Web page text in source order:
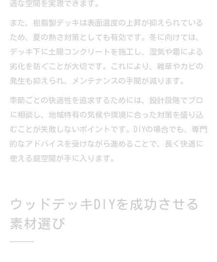
適な空間を実現できます。
また、樹脂製デッキは表面温度の上昇が抑えられている
ため、夏の熱さ対策としても有効です。冬に向けては、
デッキ下に土間コンクリートを施工し、湿気や霜による
劣化を防ぐことが大切です。これにより、雑草やカビの
発生も抑えられ、メンテナンスの手間が減ります。
季節ごとの快適性を追求するためには、設計段階でプロ
に相談し、地域特有の気候や環境に合った対策を盛り込
むことが失敗しないポイントです。DIYの場合でも、専門
的なアドバイスを受けながら進めることで、長く快適に
使える庭空間が手に入ります。
ウッドデッキDIYを成功させる
素材選び